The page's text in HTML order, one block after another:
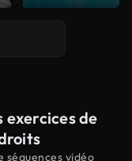
exercices de
séquences vidéo